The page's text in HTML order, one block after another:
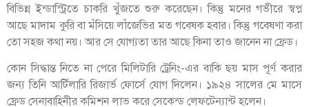
বিভিন্ন ইন্ডাস্ট্রিতে চাকরি খুঁজতে শুরু করেছেন। কিন্তু মনের গভীরে স্বপ্ন
আছে মাদাম কুরি বা মঁসিয়ে লাঁজেভির মত গবেষক হবার। কিন্তু গবেষণা করা
তো সহজ কথা নয়। আর সে যোগ্যতা তার আছে কিনা তাও জানেন না ফ্রেড।
কোন সিদ্ধান্ত নিতে না পেরে মিলিটারি ট্রেনিং-এর বাকি ছয় মাস পূর্ণ করার
জন্য তিনি আর্টিলারি রিজার্ভ ফোর্সে যোগ দিলেন। ১৯২৪ সালের মে মাসে
ফ্রেড সেনাবাহিনীর কমিশন লাভ করে সেকেন্ড লেফটেন্যান্ট হলেন।